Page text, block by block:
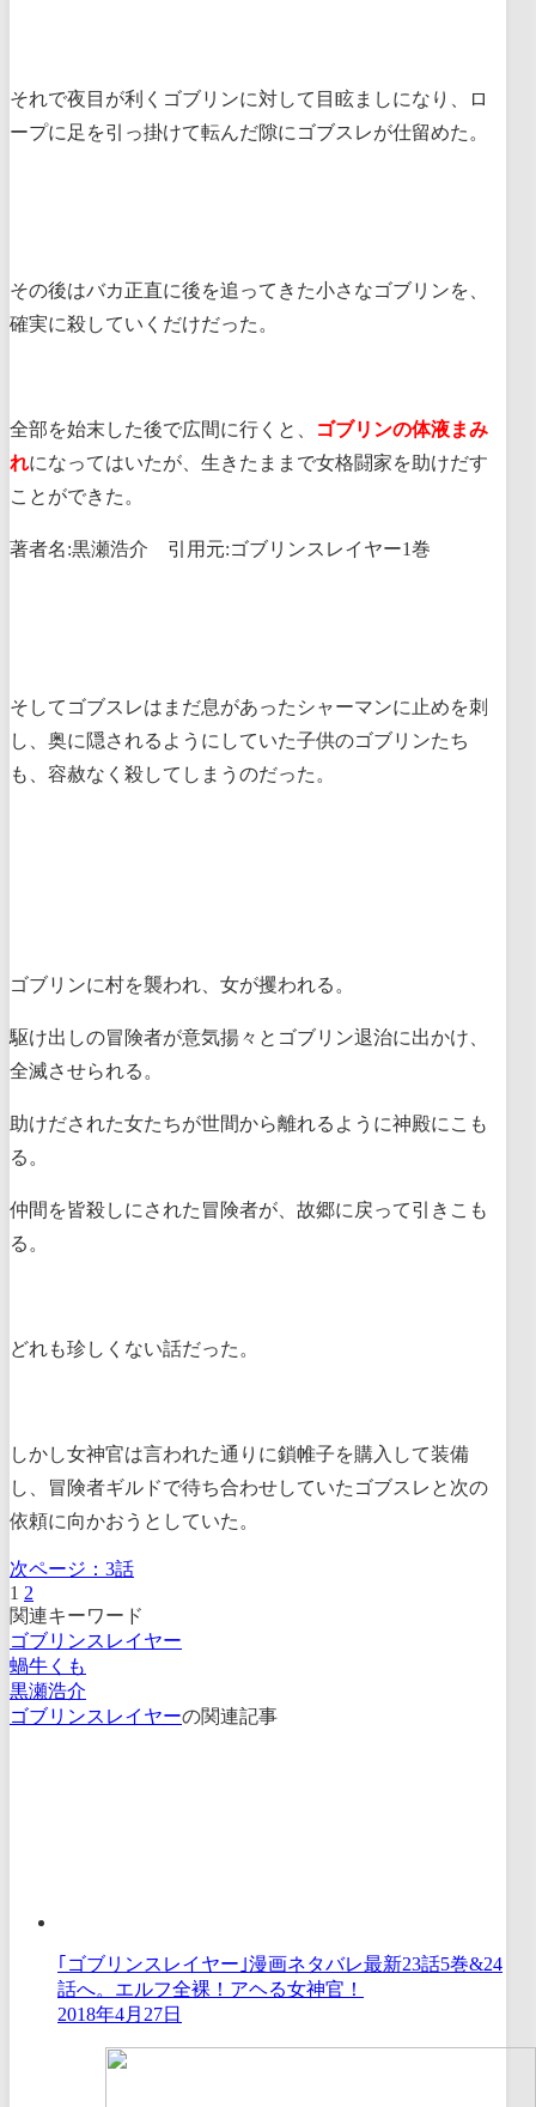
それで夜目が利くゴブリンに対して目眩ましになり、ロ
ープに足を引っ掛けて転んだ隙にゴブスレが仕留めた。
その後はバカ正直に後を追ってきた小さなゴブリンを、
確実に殺していくだけだった。
全部を始末した後で広間に行くと、
ゴブリンの体液まみ
れになってはいたが、生きたままで女格闘家を助けだす
ことができた。
著者名:黒瀬浩介 引用元:ゴブリンスレイヤー1巻
そしてゴブスレはまだ息があったシャーマンに止めを刺
し、奥に隠されるようにしていた子供のゴブリンたち
も、容赦なく殺してしまうのだった。
ゴブリンに村を襲われ、女が攫われる。
駆け出しの冒険者が意気揚々とゴブリン退治に出かけ、
全滅させられる。
助けだされた女たちが世間から離れるように神殿にこも
る。
仲間を皆殺しにされた冒険者が、故郷に戻って引きこも
る。
どれも珍しくない話だった。
しかし女神官は言われた通りに鎖帷子を購入して装備
し、冒険者ギルドで待ち合わせしていたゴブスレと次の
依頼に向かおうとしていた。
次ページ： 3話
1 2
関連キーワード
ゴブリンスレイヤー
蝸牛くも
黒瀬浩介
ゴブリンスレイヤーの関連記事
｢ゴブリンスレイヤー｣漫画ネタバレ最新23話5巻&24
話へ。エルフ全裸！アヘる女神官！
2018年4月27日